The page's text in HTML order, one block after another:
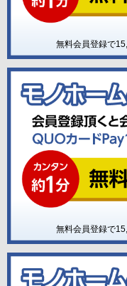
無料会員登録で
無料会員登録で